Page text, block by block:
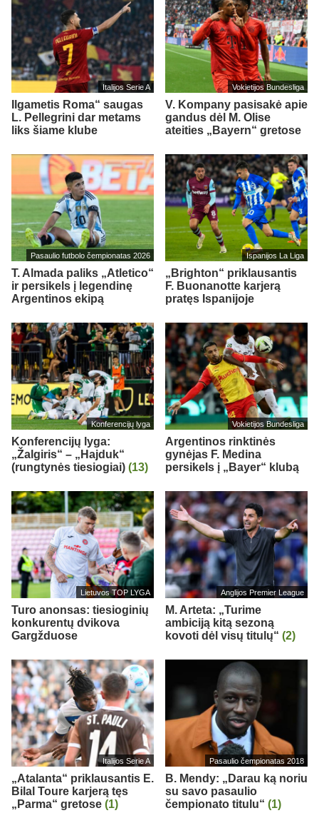
Italijos Serie A
Ilgametis Roma“ saugas
L. Pellegrini dar metams
liks šiame klube
Vokietijos Bundesliga
V. Kompany pasisakė apie
gandus dėl M. Olise
ateities „Bayern“ gretose
Pasaulio futbolo čempionatas 2026
T. Almada paliks „Atletico“
ir persikels į legendinę
Argentinos ekipą
Ispanijos La Liga
„Brighton“ priklausantis
F. Buonanotte karjerą
pratęs Ispanijoje
Konferencijų lyga
Konferencijų lyga:
„Žalgiris“ – „Hajduk“
(rungtynės tiesiogiai) (13)
Vokietijos Bundesliga
Argentinos rinktinės
gynėjas F. Medina
persikels į „Bayer“ klubą
Lietuvos TOP LYGA
Turo anonsas: tiesioginių
konkurentų dvikova
Gargžduose
Anglijos Premier League
M. Arteta: „Turime
ambiciją kitą sezoną
kovoti dėl visų titulų“ (2)
Italijos Serie A
„Atalanta“ priklausantis E.
Bilal Toure karjerą tęs
„Parma“ gretose (1)
Pasaulio čempionatas 2018
B. Mendy: „Darau ką noriu
su savo pasaulio
čempionato titulu“ (1)